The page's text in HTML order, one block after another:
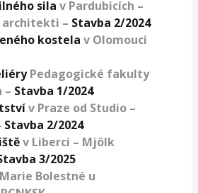
sila v Pardubicích –
architekti – Stavba 2/2024
kostela v Olomouci
Pedagogické fakulty
– Stavba 1/2024
v Praze od Studio –
Stavba 2/2024
v Liberci – Mjölk
3/2025
Bolestné u